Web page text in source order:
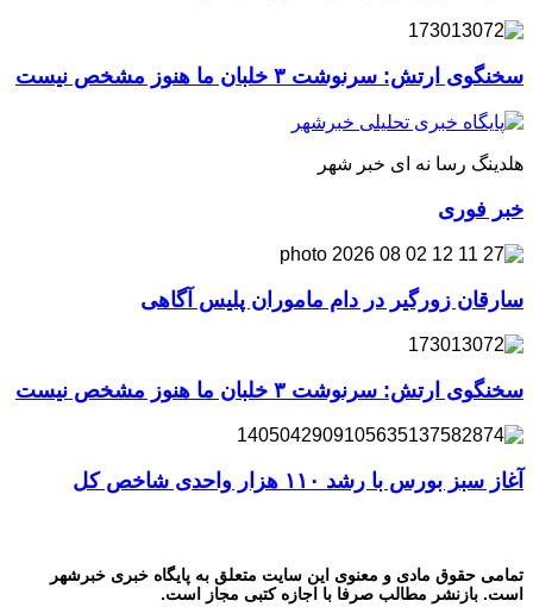
سخنگوی ارتش: سرنوشت ۳ خلبان ما هنوز مشخص نیست
هلدینگ رسا نه ای خبر شهر
خبر فوری
سارقان زورگیر در دام ماموران پلیس آگاهی
سخنگوی ارتش: سرنوشت ۳ خلبان ما هنوز مشخص نیست
آغاز سبز بورس با رشد ۱۱۰ هزار واحدی شاخص کل
تمامی حقوق مادی و معنوی این سایت متعلق به پایگاه خبری خبرشهر
است. بازنشر مطالب صرفا با اجازه کتبی مجاز است.